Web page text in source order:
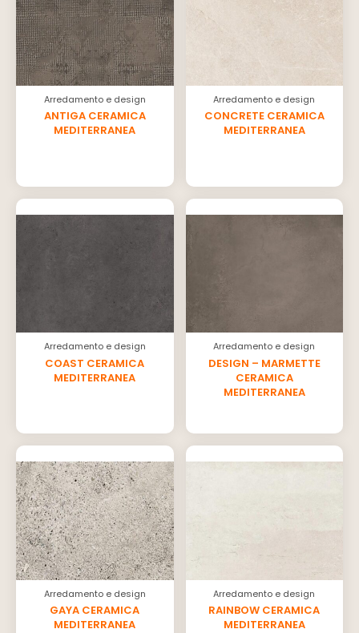
Arredamento e design
ANTIGA CERAMICA
MEDITERRANEA
Arredamento e design
CONCRETE CERAMICA
MEDITERRANEA
Arredamento e design
COAST CERAMICA
MEDITERRANEA
Arredamento e design
DESIGN – MARMETTE
CERAMICA
MEDITERRANEA
Arredamento e design
GAYA CERAMICA
MEDITERRANEA
Arredamento e design
RAINBOW CERAMICA
MEDITERRANEA